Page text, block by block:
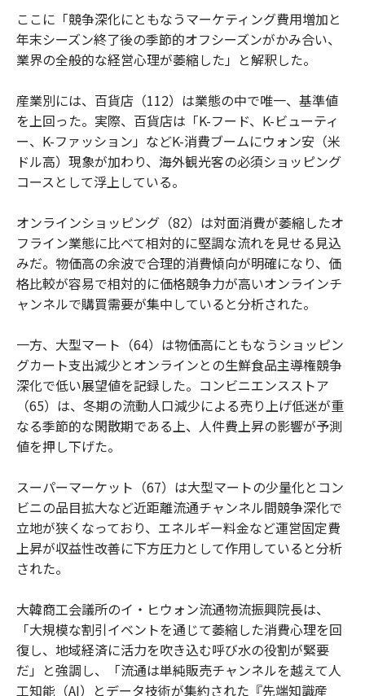
ここに「競争深化にともなうマーケティング費用増加と
年末シーズン終了後の季節的オフシーズンがかみ合い、
業界の全般的な経営心理が萎縮した」と解釈した。
産業別には、百貨店（112）は業態の中で唯一、基準値
を上回った。実際、百貨店は「K-フード、K-ビューティ
ー、K-ファッション」などK-消費ブームにウォン安（米
ドル高）現象が加わり、海外観光客の必須ショッピング
コースとして浮上している。
オンラインショッピング（82）は対面消費が萎縮したオ
フライン業態に比べて相対的に堅調な流れを見せる見込
みだ。物価高の余波で合理的消費傾向が明確になり、価
格比較が容易で相対的に価格競争力が高いオンラインチ
ャンネルで購買需要が集中していると分析された。
一方、大型マート（64）は物価高にともなうショッピン
グカート支出減少とオンラインとの生鮮食品主導権競争
深化で低い展望値を記録した。コンビニエンスストア
（65）は、冬期の流動人口減少による売り上げ低迷が重
なる季節的な閑散期である上、人件費上昇の影響が予測
値を押し下げた。
スーパーマーケット（67）は大型マートの少量化とコン
ビニの品目拡大など近距離流通チャンネル間競争深化で
立地が狭くなっており、エネルギー料金など運営固定費
上昇が収益性改善に下方圧力として作用していると分析
された。
大韓商工会議所のイ・ヒウォン流通物流振興院長は、
「大規模な割引イベントを通じて萎縮した消費心理を回
復し、地域経済に活力を吹き込む呼び水の役割が緊要
だ」と強調し、「流通は単純販売チャンネルを越えて人
工知能（AI）とデータ技術が集約された『先端知識産